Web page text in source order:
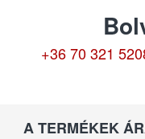
+36 70 321
A TERMÉKEK